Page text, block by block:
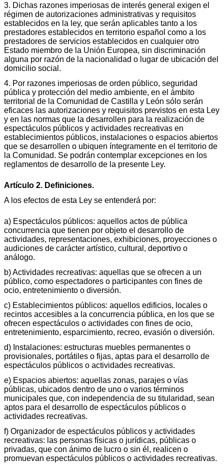
3. Dichas razones imperiosas de interés general exigen el
régimen de autorizaciones administrativas y requisitos
establecidos en la ley, que serán aplicables tanto a los
prestadores establecidos en territorio español como a los
prestadores de servicios establecidos en cualquier otro
Estado miembro de la Unión Europea, sin discriminación
alguna por razón de la nacionalidad o lugar de ubicación del
domicilio social.
4. Por razones imperiosas de orden público, seguridad
pública y protección del medio ambiente, en el ámbito
territorial de la Comunidad de Castilla y León sólo serán
eficaces las autorizaciones y requisitos previstos en esta Ley
y en las normas que la desarrollen para la realización de
espectáculos públicos y actividades recreativas en
establecimientos públicos, instalaciones o espacios abiertos
que se desarrollen o ubiquen íntegramente en el territorio de
la Comunidad. Se podrán contemplar excepciones en los
reglamentos de desarrollo de la presente Ley.
Artículo 2. Definiciones.
A los efectos de esta Ley se entenderá por:
a) Espectáculos públicos: aquellos actos de pública
concurrencia que tienen por objeto el desarrollo de
actividades, representaciones, exhibiciones, proyecciones o
audiciones de carácter artístico, cultural, deportivo o
análogo.
b) Actividades recreativas: aquellas que se ofrecen a un
público, como espectadores o participantes con fines de
ocio, entretenimiento o diversión.
c) Establecimientos públicos: aquellos edificios, locales o
recintos accesibles a la concurrencia pública, en los que se
ofrecen espectáculos o actividades con fines de ocio,
entretenimiento, esparcimiento, recreo, evasión o diversión.
d) Instalaciones: estructuras muebles permanentes o
provisionales, portátiles o fijas, aptas para el desarrollo de
espectáculos públicos o actividades recreativas.
e) Espacios abiertos: aquellas zonas, parajes o vías
públicas, ubicados dentro de uno o varios términos
municipales que, con independencia de su titularidad, sean
aptos para el desarrollo de espectáculos públicos o
actividades recreativas.
f) Organizador de espectáculos públicos y actividades
recreativas: las personas físicas o jurídicas, públicas o
privadas, que con ánimo de lucro o sin él, realicen o
promuevan espectáculos públicos o actividades recreativas.